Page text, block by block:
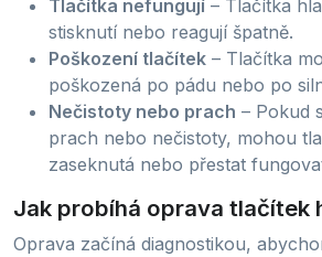
Tlačítka nefungují – Tlačítka
stisknutí nebo reagují špatně.
Poškození tlačítek – Tlačítka
poškozená po pádu nebo po
Nečistoty nebo prach – Pokud
prach nebo nečistoty, mohou
zaseknutá nebo přestat
Jak probíhá oprava tlačítek
Oprava začíná diagnostikou,